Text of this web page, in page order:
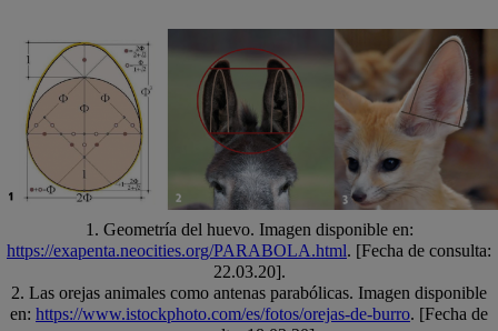
1. Geometría del huevo. Imagen disponible en:
https://exapenta.neocities.org/PARABOLA.html. [Fecha de consulta:
22.03.20].
2. Las orejas animales como antenas parabólicas. Imagen disponible
en: https://www.istockphoto.com/es/fotos/orejas-de-burro. [Fecha de